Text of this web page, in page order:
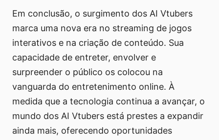
Em conclusão, o surgimento dos AI Vtubers
marca uma nova era no streaming de jogos
interativos e na criação de conteúdo. Sua
capacidade de entreter, envolver e
surpreender o público os colocou na
vanguarda do entretenimento online. À
medida que a tecnologia continua a avançar, o
mundo dos AI Vtubers está prestes a expandir
ainda mais, oferecendo oportunidades